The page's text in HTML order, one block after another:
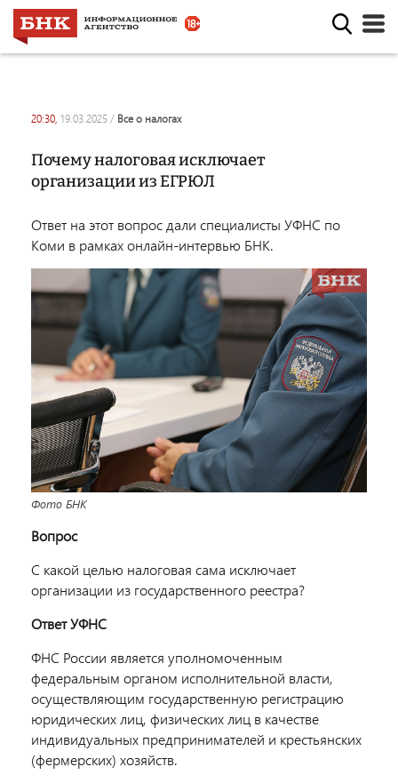
20:30, 19.03.2025 / все о налогах
Почему налоговая исключает
организации из ЕГРЮЛ
Ответ на этот вопрос дали специалисты УФНС по
Коми в рамках онлайн-интервью БНК.
Фото БНК
Вопрос
С какой целью налоговая сама исключает
организации из государственного реестра?
Ответ УФНС
ФНС России является уполномоченным
федеральным органом исполнительной власти,
осуществляющим государственную регистрацию
юридических лиц, физических лиц в качестве
индивидуальных предпринимателей и крестьянских
(фермерских) хозяйств.